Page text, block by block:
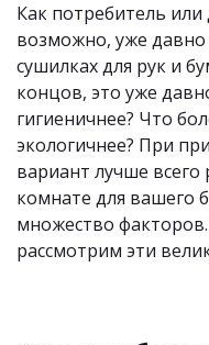
Как потребитель
возможно, уже
сушилках для рук и
концов, это уже
гигиеничнее? Что
экологичнее? При
вариант лучше всего
комнате для вашего
множество
рассмотрим эти